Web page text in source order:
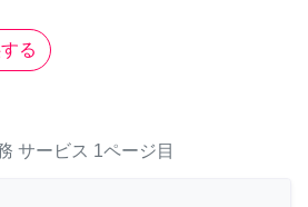
る
サービス 1ページ目